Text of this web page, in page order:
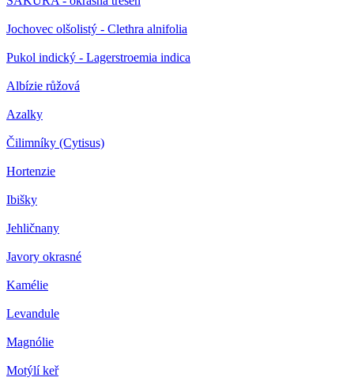
Jochovec olšolistý - Clethra alnifolia
Pukol indický - Lagerstroemia indica
Albízie růžová
Azalky
Čilimníky (Cytisus)
Hortenzie
Ibišky
Jehličnany
Javory okrasné
Kamélie
Levandule
Magnólie
Motýlí keř